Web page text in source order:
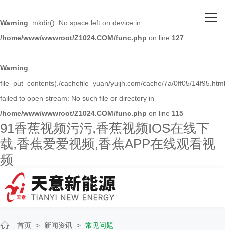
Warning: mkdir(): No space left on device in
/home/www/wwwroot/Z1024.COM/func.php on line 127
Warning:
file_put_contents(./cachefile_yuan/yuijh.com/cache/7a/0ff05/
failed to open stream: No such file or directory in
/home/www/wwwroot/Z1024.COM/func.php on line 115
91香蕉视频污污,香蕉视频IOS在线下
载,香蕉爱爱视频,香蕉APP在线观看视
频
关于91香蕉视频污污
主营产品
人才招聘
新闻资讯
联系91香蕉视频污污
首页 > 新闻资讯 > 常见问题